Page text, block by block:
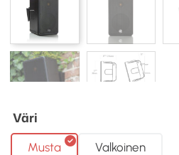
Väri
Musta Valkoinen